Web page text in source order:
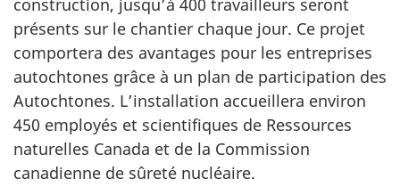
construction, jusqu’à 400 travailleurs seront
présents sur le chantier chaque jour. Ce projet
comportera des avantages pour les entreprises
autochtones grâce à un plan de participation des
Autochtones. L’installation accueillera environ
450 employés et scientifiques de Ressources
naturelles Canada et de la Commission
canadienne de sûreté nucléaire.